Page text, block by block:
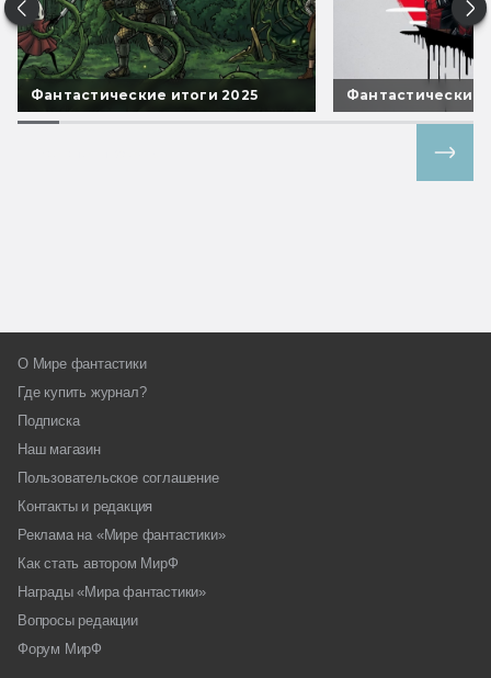
Фантастические итоги 2025 Фантастические
О Мире фантастики
Где купить журнал?
Подписка
Наш магазин
Пользовательское соглашение
Контакты и редакция
Реклама на «Мире фантастики»
Как стать автором МирФ
Награды «Мира фантастики»
Вопросы редакции
Форум МирФ